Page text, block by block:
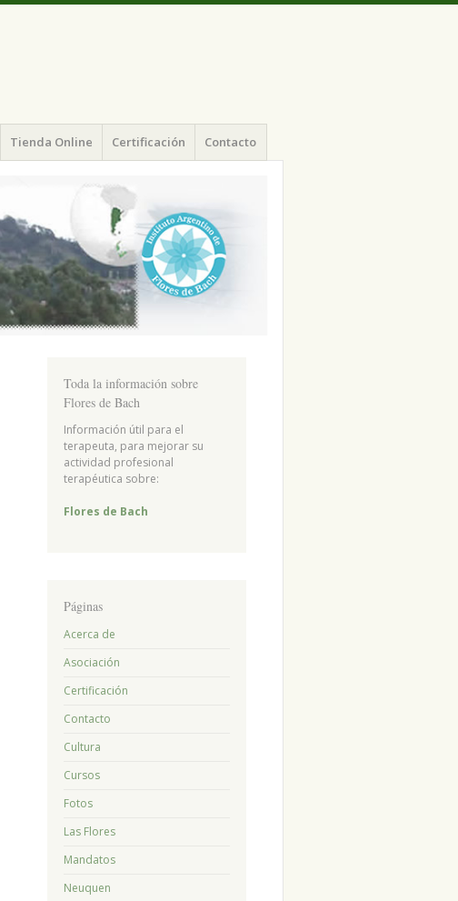
Tienda Online Certificación Contacto
Toda la información sobre
Flores de Bach
Información útil para el
terapeuta, para mejorar su
actividad profesional
terapéutica sobre:
Flores de Bach
Páginas
Acerca de
Asociación
Certificación
Contacto
Cultura
Cursos
Fotos
Las Flores
Mandatos
Neuquen